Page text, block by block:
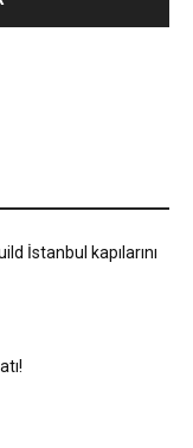
İstanbul kapılarını